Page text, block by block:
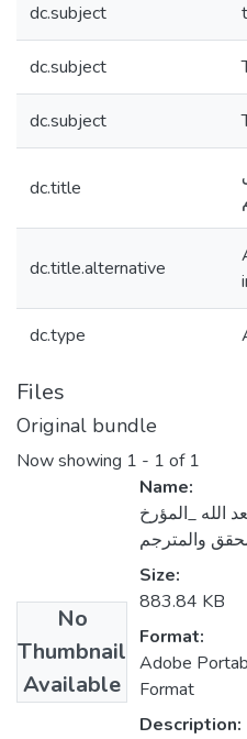
dc.subject
dc.subject
dc.subject
dc.title
dc.title.alternative
dc.type
Files
Original bundle
Now showing 1 - 1 of 1
No
Thumbnail
Available
Name:
الله _المؤرخ
Size:
883.84 KB
Format:
Adobe
Format
Description: